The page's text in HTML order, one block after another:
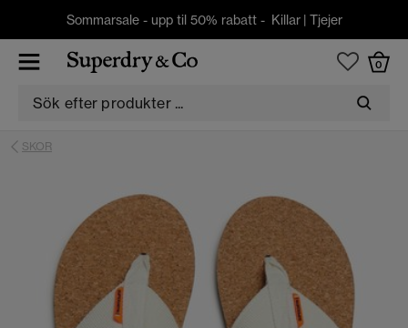
Sommarsale - upp til 50% rabatt - Killar| Tjejer
0
SKOR